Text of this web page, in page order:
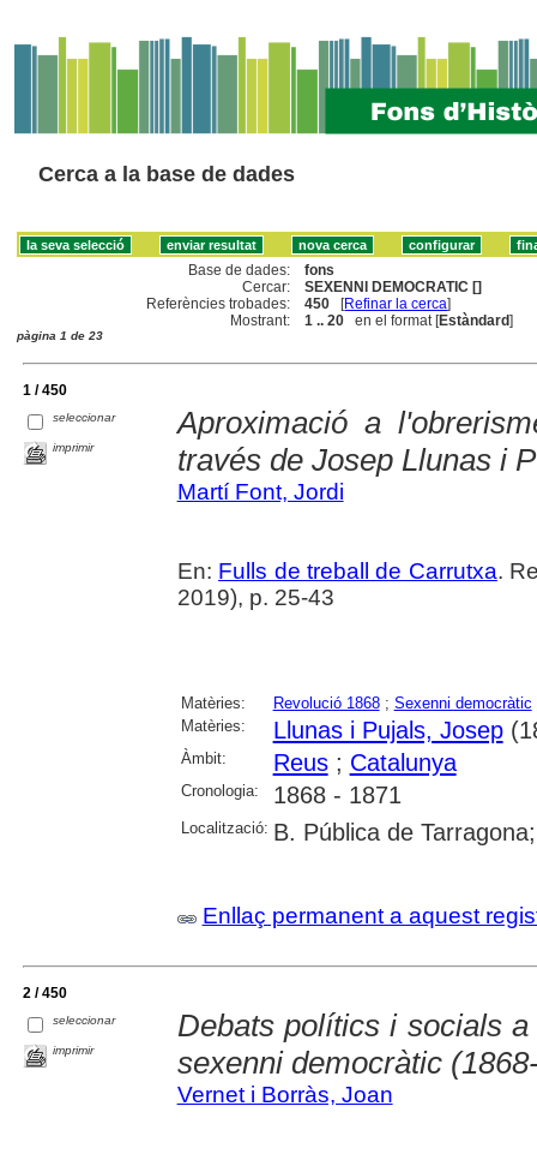
Cerca a la base de dades
Base de dades:
fons
Cercar:
SEXENNI DEMOCRATIC []
Referències trobades:
450 [Refinar la cerca]
Mostrant:
1 .. 20 en el format [Estàndard]
pàgina 1 de 23
1 / 450
seleccionar
imprimir
Aproximació a
través de Josep Llunas i
Martí Font, Jordi
En: Fulls de treball de Carrutxa.
2019), p. 25-43
Matèries: Revolució 1868; Sexenni democràtic
Matèries:
Llunas i Pujals, Josep
Àmbit: Reus; Catalunya
Cronologia: 1868 - 1871
Localització: B. Pública de
Enllaç permanent a aquest
2 / 450
seleccionar
imprimir
Debats polítics i socials
sexenni democràtic
Vernet i Borràs, Joan